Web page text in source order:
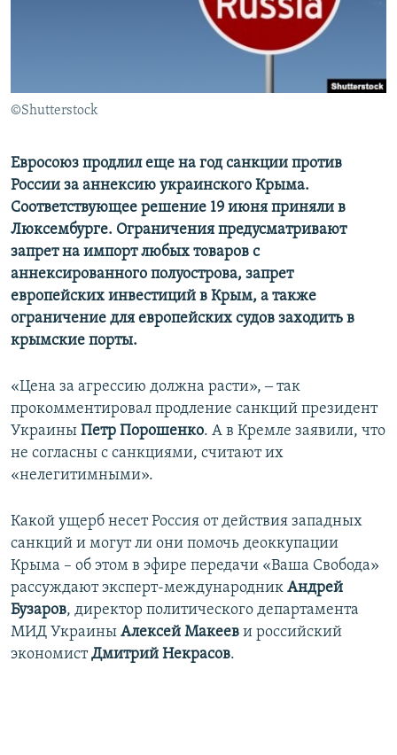
УКРАИНСКАЯ ПРОБЛЕМА КРЫМА
©Shutterstock
Евросоюз продлил еще на год санкции против
России за аннексию украинского Крыма.
Соответствующее решение 19 июня приняли в
Люксембурге. Ограничения предусматривают
запрет на импорт любых товаров с
аннексированного полуострова, запрет
европейских инвестиций в Крым, а также
ограничение для европейских судов заходить в
крымские порты.
«Цена за агрессию должна расти», ‒ так
прокомментировал продление санкций президент
Украины Петр Порошенко. А в Кремле заявили, что
не согласны с санкциями, считают их
«нелегитимными».
Какой ущерб несет Россия от действия западных
санкций и могут ли они помочь деоккупации
Крыма – об этом в эфире передачи «Ваша Свобода»
рассуждают эксперт-международник Андрей
Бузаров, директор политического департамента
МИД Украины ​ Алексей Макеев и российский
экономистДмитрий Некрасов.